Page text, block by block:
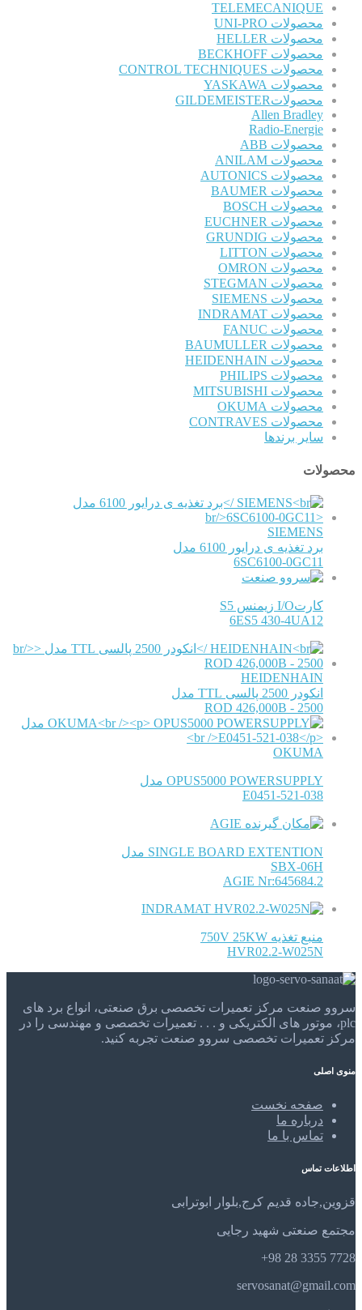
TELEMECANIQUE
محصولات UNI-PRO
محصولات HELLER
محصولات BECKHOFF
محصولات CONTROL TECHNIQUES
محصولات YASKAWA
محصولاتGILDEMEISTER
Allen Bradley
Radio-Energie
محصولات ABB
محصولات ANILAM
محصولات AUTONICS
محصولات BAUMER
محصولات BOSCH
محصولات EUCHNER
محصولات GRUNDIG
محصولات LITTON
محصولات OMRON
محصولات STEGMAN
محصولات SIEMENS
محصولات INDRAMAT
محصولات FANUC
محصولات BAUMULLER
محصولات HEIDENHAIN
محصولات PHILIPS
محصولات MITSUBISHI
محصولات OKUMA
محصولات CONTRAVES
سایر برندها
محصولات
SIEMENS
برد تغذیه ی درایور 6100 مدل
6SC6100-0GC11
کارتI/O زیمنس S5
6ES5 430-4UA12
HEIDENHAIN
انکودر 2500 پالسی TTL مدل
ROD 426,000B - 2500
OKUMA
OPUS5000 POWERSUPPLY مدل
E0451-521-038
AGIE
SINGLE BOARD EXTENTION مدل
SBX-06H
AGIE Nr:645684.2
INDRAMAT
منبع تغذیه 750V 25KW
HVR02.2-W025N
سروو صنعت مرکز تعمیرات تخصصی برق صنعتی، انواع برد های
plc، موتور های الکتریکی و . . . تعمیرات تخصصی و مهندسی را در
مرکز تعمیرات تخصصی سروو صنعت تجربه کنید.
منوی اصلی
صفحه نخست
درباره ما
تماس با ما
اطلاعات تماس
قزوین,جاده قدیم کرج,بلوار ابوترابی
مجتمع صنعتی شهید رجایی
7728 3355 28 98+
servosanat@gmail.com